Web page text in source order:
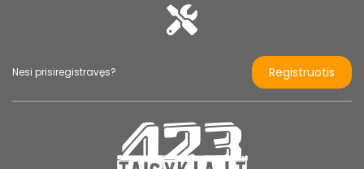
Nesi prisiregistravęs? Registruotis